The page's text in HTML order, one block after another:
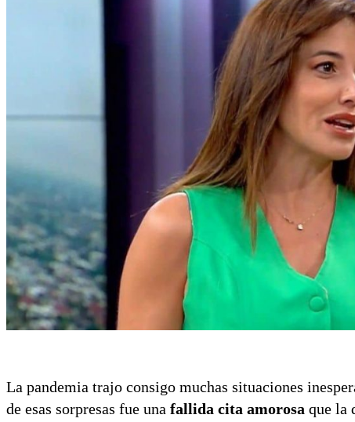
La pandemia trajo consigo muchas situaciones
de esas sorpresas fue una fallida cita amorosa que la